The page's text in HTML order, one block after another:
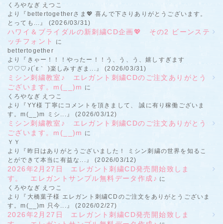
くろやなぎ えつこ
より『bettertogetherさま💖 喜んで下さりありがとうございます。
とっても...』 (2026/03/31)
ハワイ＆ブライダルの新刺繍CD企画💖 その2 ビーンステ
ッチフォント
に
bettertogether
より『きゃー！！！やったー！！う、う、う、嬉しすぎます
♡♡♡♪(´ε｀ )楽しみすぎま...』 (2026/03/31)
ミシン刺繍教室♪ エレガント刺繍CDのご注文ありがとう
ございます。m(__)m に
くろやなぎ えつこ
より『YY様 丁寧にコメントを頂きまして、 誠に有り稼働ございま
す。m(__)m ミシ...』 (2026/03/12)
ミシン刺繍教室♪ エレガント刺繍CDのご注文ありがとう
ございます。m(__)m に
ＹＹ
より『昨日はありがとうございました！ ミシン刺繍の世界を知るこ
とができて本当に有益な...』 (2026/03/12)
2026年2月27日 エレガント刺繍CD発売開始致しま
す。 エレガントサンプル無料データ作成♪ に
くろやなぎ えつこ
より『大橋葉子様 エレガント刺繍CDのご注文をありがとうございま
す。m(__)m 只今...』 (2026/02/27)
2026年2月27日 エレガント刺繍CD発売開始致しま